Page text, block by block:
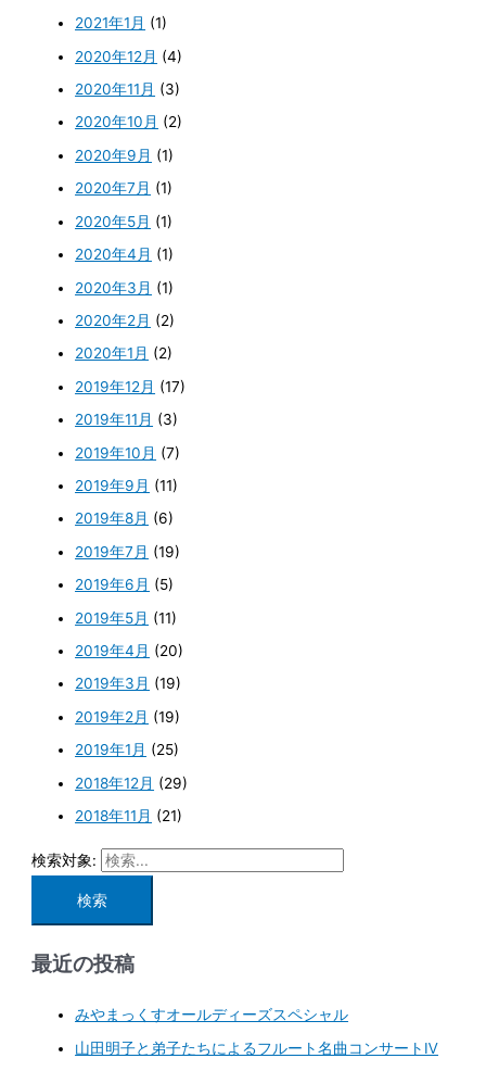
2021年1月 (1)
2020年12月 (4)
2020年11月 (3)
2020年10月 (2)
2020年9月 (1)
2020年7月 (1)
2020年5月 (1)
2020年4月 (1)
2020年3月 (1)
2020年2月 (2)
2020年1月 (2)
2019年12月 (17)
2019年11月 (3)
2019年10月 (7)
2019年9月 (11)
2019年8月 (6)
2019年7月 (19)
2019年6月 (5)
2019年5月 (11)
2019年4月 (20)
2019年3月 (19)
2019年2月 (19)
2019年1月 (25)
2018年12月 (29)
2018年11月 (21)
検索対象:
最近の投稿
みやまっくすオールディーズスペシャル
山田明子と弟子たちによるフルート名曲コンサートⅣ